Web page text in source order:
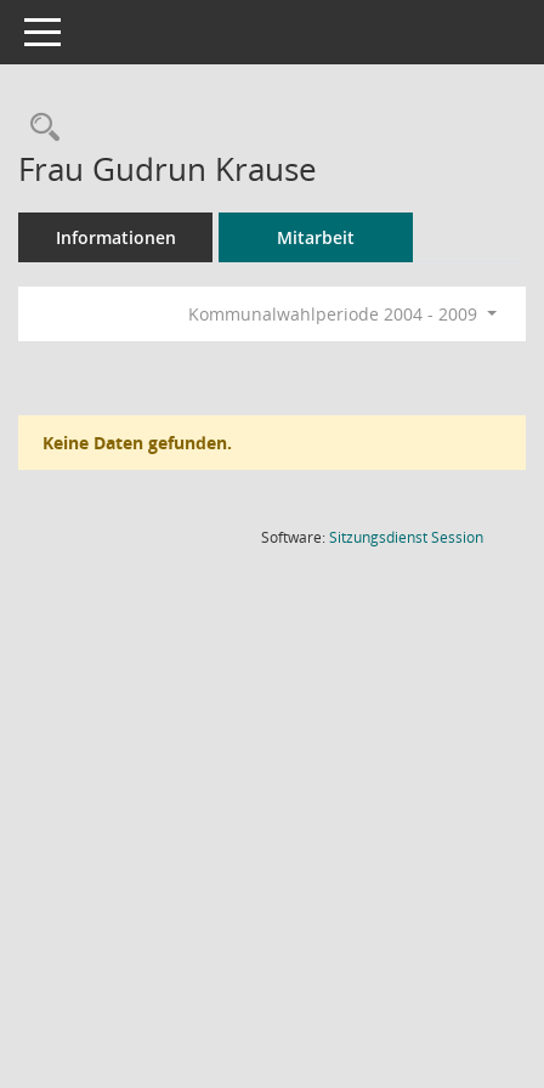
Toggle navigation
Rechercheauswahl
Frau Gudrun Krause
Informationen Mitarbeit
Kommunalwahlperiode 2004 - 2009
Keine Daten gefunden.
Software:SitzungsdienstSession(Wird in